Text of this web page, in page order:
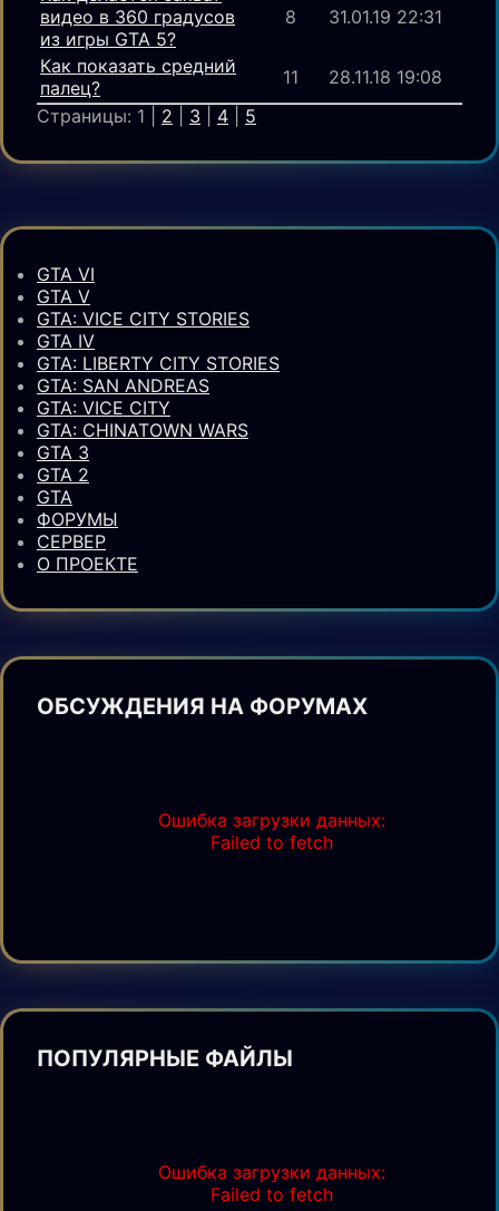
видео в 360 градусов
из игры GTA 5?
8 31.01.19 22:31
Как показать средний
палец?
11
28.11.18 19:08
Страницы: 1 | 2 3 4 5
GTA VI
GTA V
GTA: VICE CITY STORIES
GTA IV
GTA: LIBERTY CITY STORIES
GTA: SAN ANDREAS
GTA: VICE CITY
GTA: CHINATOWN WARS
GTA 3
GTA 2
GTA
ФОРУМЫ
СЕРВЕР
О ПРОЕКТЕ
ОБСУЖДЕНИЯ НА ФОРУМАХ
Ошибка загрузки данных:
Failed to fetch
ПОПУЛЯРНЫЕ ФАЙЛЫ
Ошибка загрузки данных:
Failed to fetch